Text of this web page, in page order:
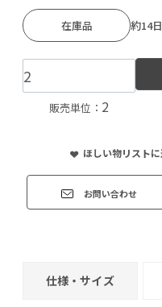
在庫品 約14
販売単位： 2
ほしい物リスト
お問い合わせ
仕様・サイズ